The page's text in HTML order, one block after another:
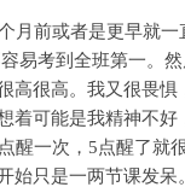
月前或者是更早就一
易考到全班第一。
高很高。我又很畏
着可能是我精神不
醒一次，5点醒了就
始只是一两节课发